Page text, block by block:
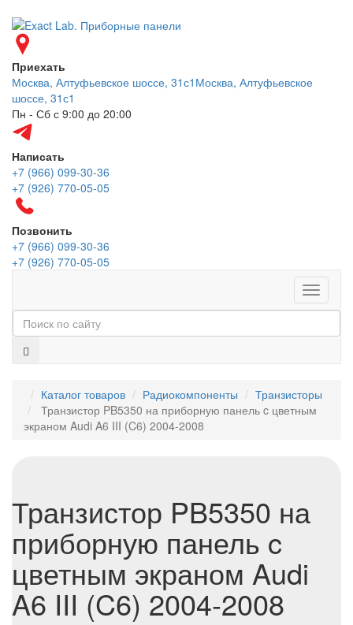
Приехать
Москва, Алтуфьевское шоссе, 31с1 Москва, Алтуфьевское
шоссе, 31с1
Пн - Сб с 9:00 до 20:00
Написать
+7 (966) 099-30-36
+7 (926) 770-05-05
Позвонить
+7 (966) 099-30-36
+7 (926) 770-05-05
Меню
Каталог товаров Радиокомпоненты
Транзисторы
Транзистор PB5350 на приборную панель c цветным
экраном Audi A6 III (C6) 2004-2008
Транзистор PB5350 на
приборную панель c
цветным экраном Audi
A6 III (C6) 2004-2008